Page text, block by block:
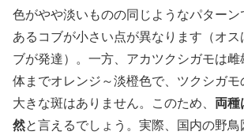
色がやや淡いものの同じようなパターン
あるコブが小さい点が異なります（オス
ブが発達）。一方、アカツクシガモは雌
体までオレンジ～淡橙色で、ツクシガ
大きな斑はありません。このため、 両種
然と言えるでしょう。実際、国内の野